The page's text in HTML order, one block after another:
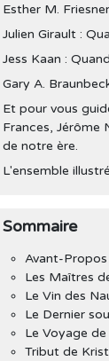
Esther M.
Julien Girault :
Jess Kaan :
Gary A.
Et pour vous
Frances, Jérôme
de notre ère.
L'ensemble
Sommaire
Avant-
Les Maîtres
Le Vin des
Le Dernier
Le Voyage
Tribut de